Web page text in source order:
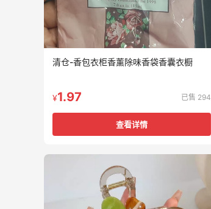
清仓-香包衣柜香薰除味香袋香囊衣橱
¥1.97 已售 294
查看详情